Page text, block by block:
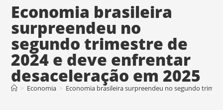
Economia brasileira
surpreendeu no
segundo trimestre de
2024 e deve enfrentar
desaceleração em 2025
> Economia > Economia brasileira surpreendeu no segundo